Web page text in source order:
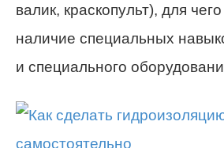
валик, краскопульт), для
наличие специальных
и специального